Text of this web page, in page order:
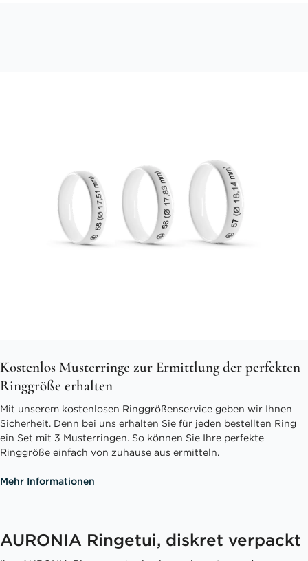
Kostenlos Musterringe zur Ermittlung der perfekten
Ringgröße erhalten
Mit unserem kostenlosen Ringgrößenservice geben wir Ihnen
Sicherheit. Denn bei uns erhalten Sie für jeden bestellten Ring
ein Set mit 3 Musterringen. So können Sie Ihre perfekte
Ringgröße einfach von zuhause aus ermitteln.
Mehr Informationen
AURONIA Ringetui, diskret verpackt